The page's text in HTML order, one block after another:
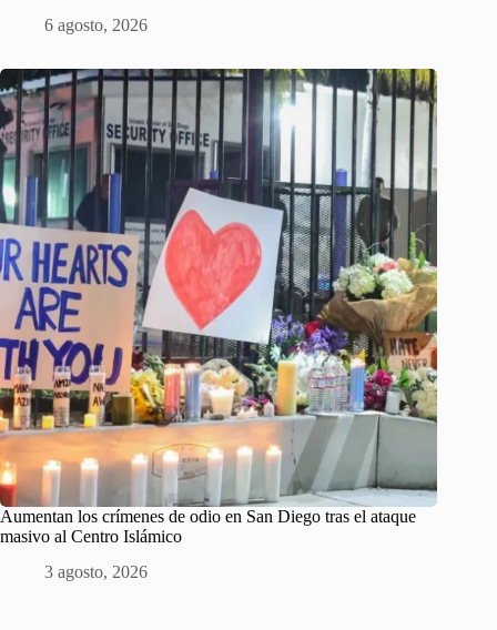
6 agosto, 2026
Aumentan los crímenes de odio en San Diego tras el ataque
masivo al Centro Islámico
3 agosto, 2026